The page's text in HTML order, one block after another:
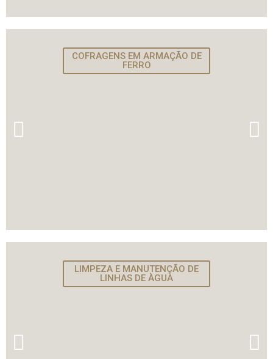
COFRAGENS EM ARMAÇÃO DE
FERRO
LIMPEZA E MANUTENÇÃO DE
LINHAS DE ÀGUA